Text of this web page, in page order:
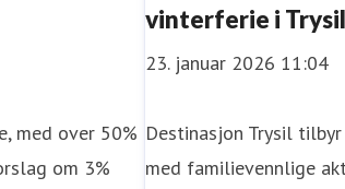
med over 50%
om 3%
vinterferie i Trysil
23. januar 2026 11:04
Destinasjon Trysil
med familievennlige